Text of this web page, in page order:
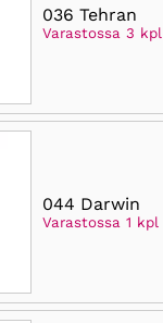
036 Tehran
Varastossa 3 kpl
044 Darwin
Varastossa 1 kpl